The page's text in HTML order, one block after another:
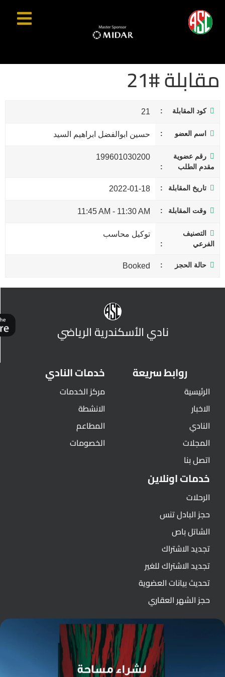
مقابلة #21
كود المقابلة 21
اسم العضو حسين ابوالفضل ابراهيم السيد
رقم عضوية
مقدم الطلب
199601030200
تاريخ المقابلة 2022-01-18
وقت المقابلة 11:30 AM
-
11:45 AM
التصنيف
الفرعي
توكيل محاسب
حالة الحجز Booked
نادي الأسكندرية الرياضي
روابط سريعة
الرئيسية
الاخبار
النادي
المجلات
اتصل بنا
خدمات النادي
مركز الخدمات
الانشطة
المطاعم
الخصومات
خدمات اونلاين
الرحلات
حجز البادل تنس
الشاتل باص
تجديد الاشتراك
تجديد الاشتراك للغير
تحديث بيانات العضوية
حجز الشهر العقاري